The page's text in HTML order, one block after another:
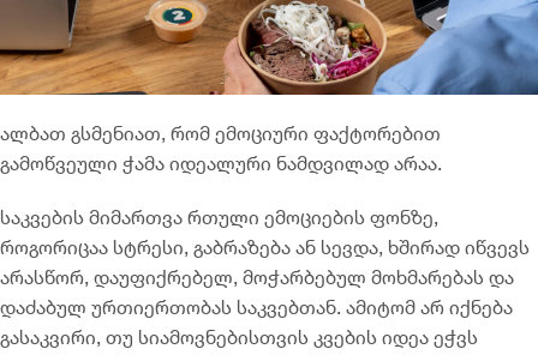
ალბათ გსმენიათ, რომ ემოციური ფაქტორებით
გამოწვეული ჭამა იდეალური ნამდვილად არაა.
საკვების მიმართვა რთული ემოციების ფონზე,
როგორიცაა სტრესი, გაბრაზება ან სევდა, ხშირად იწვევს
არასწორ, დაუფიქრებელ, მოჭარბებულ მოხმარებას და
დაძაბულ ურთიერთობას საკვებთან. ამიტომ არ იქნება
გასაკვირი, თუ სიამოვნებისთვის კვების იდეა ეჭვს